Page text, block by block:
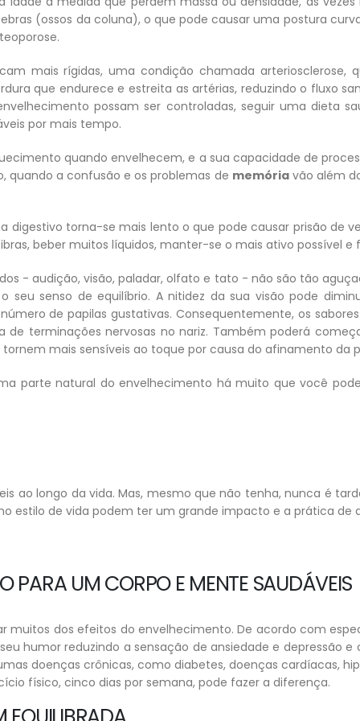
(ossos da coluna), o que pode causar uma postura
mais rígidas, uma condição chamada arteriosclerose,
que endurece e estreita as artérias, reduzindo o fluxo
possam ser controladas, seguir uma dieta
por mais tempo.
quando envelhecem, e a sua capacidade de
quando a confusão e os problemas de memóriavão além
torna-se mais lento o que pode causar prisão de
beber muitos líquidos, manter-se o mais ativo possível e
- audição, visão, paladar, olfato e tato - não são tão
senso de equilíbrio. A nitidez da sua visão pode
de papilas gustativas. Consequentemente, os
terminações nervosas no nariz. Também poderá
mais sensíveis ao toque por causa do afinamento da
parte natural do envelhecimento há muito que você
ao longo da vida. Mas, mesmo que não tenha, nunca é
estilo de vida podem ter um grande impacto e a prática
PARA UM CORPO E MENTE SAUDÁVEIS
dos efeitos do envelhecimento. De acordo com
humor reduzindo a sensação de ansiedade e depressão
doenças crônicas, como diabetes, doenças cardíacas,
físico, cinco dias por semana, pode fazer a diferença.